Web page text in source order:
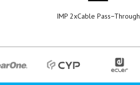
IMP 2xCable Pass−Through